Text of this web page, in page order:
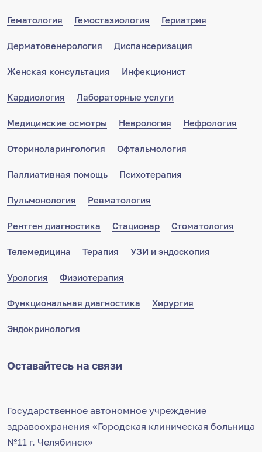
Гематология Гемостазиология Гериатрия
Дерматовенерология Диспансеризация
Женская консультация Инфекционист
Кардиология Лабораторные услуги
Медицинские осмотры Неврология Нефрология
Оториноларингология Офтальмология
Паллиативная помощь Психотерапия
Пульмонология Ревматология
Рентген диагностика Стационар Стоматология
Телемедицина Терапия УЗИ и эндоскопия
Урология Физиотерапия
Функциональная диагностика Хирургия
Эндокринология
Оставайтесь на связи
Государственное автономное учреждение
здравоохранения «Городская клиническая больница
№11 г. Челябинск»